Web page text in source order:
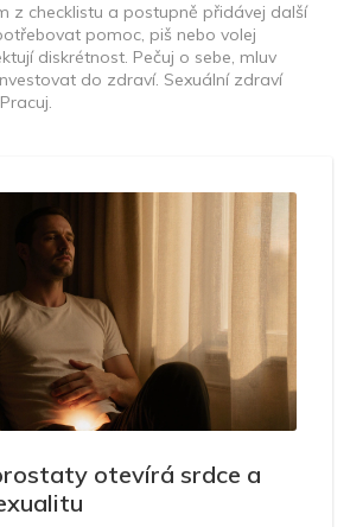
z checklistu a postupně přidávej další
pomoc, piš nebo volej
diskrétnost. Pečuj o sebe, mluv
do zdraví. Sexuální zdraví
otevírá srdce a